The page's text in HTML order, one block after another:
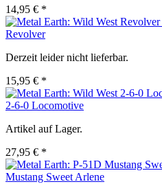
14,95 € *
Revolver
Derzeit leider nicht lieferbar.
15,95 € *
2-6-0 Locomotive
Artikel auf Lager.
27,95 € *
Mustang Sweet Arlene